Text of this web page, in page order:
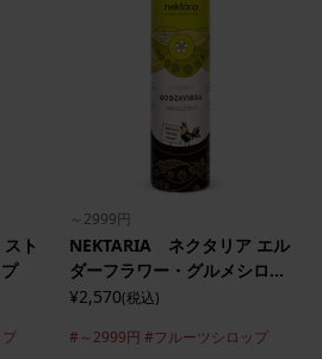
ト
～2999円
NEKTARIA ネクタリア エル
ダーフラワー・グルメシロ...
¥2,570(税込)
#～2999円 #フルーツシロップ